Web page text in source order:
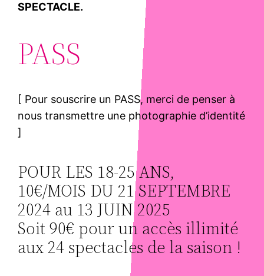
SPECTACLE.
PASS
[ Pour souscrire un PASS, merci de penser à
nous transmettre une photographie d’identité
]
POUR LES 18-25 ANS,
10€/MOIS DU 21 SEPTEMBRE
2024 au 13 JUIN 2025
Soit 90€ pour un accès illimité
aux 24 spectacles de la saison !